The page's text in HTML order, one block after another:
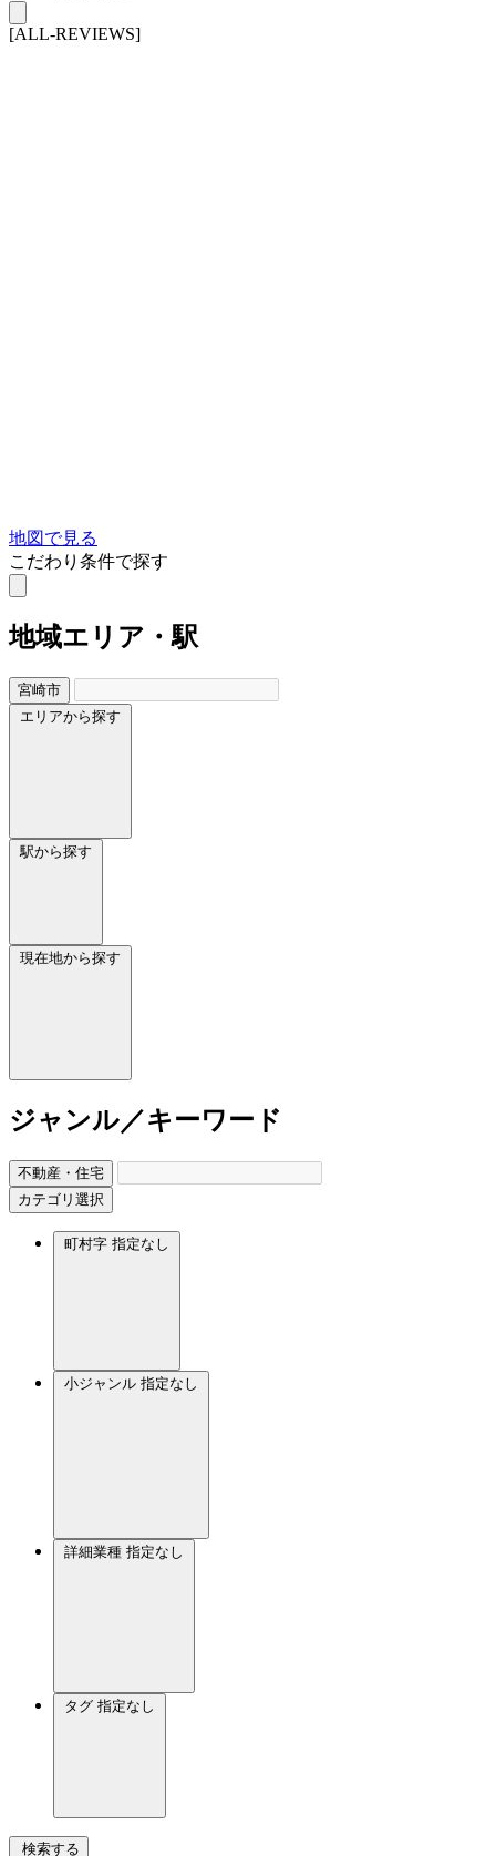
[ALL-REVIEWS]
地図で見る
こだわり条件で探す
地域エリア・駅
宮崎市
エリアから探す
駅から探す
現在地から探す
ジャンル／キーワード
不動産・住宅
カテゴリ選択
町村字 指定なし
小ジャンル 指定なし
詳細業種 指定なし
タグ 指定なし
検索する